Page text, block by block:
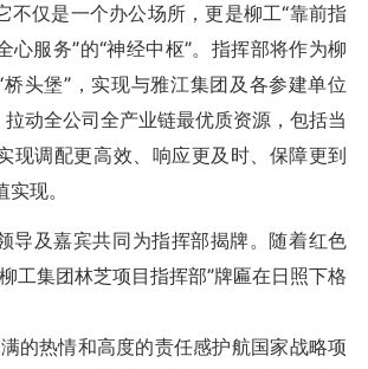
不仅是一个办公场所，更是柳工“靠前指
心服务”的“神经中枢”。指挥部将作为柳
头堡”，实现与雅江集团及各参建单位
拉动全公司全产业链最优质资源，包括当
现调配更高效、响应更及时、保障更到
现。
导及嘉宾共同为指挥部揭牌。随着红色
工集团林芝项目指挥部”牌匾在日照下格
的热情和高度的责任感护航国家战略项